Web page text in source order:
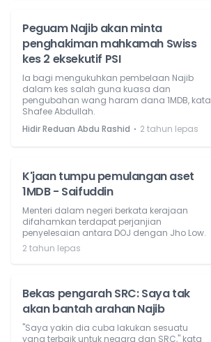
Peguam Najib akan minta
penghakiman mahkamah Swiss
kes 2 eksekutif PSI
Ia bagi mengukuhkan pembelaan Najib
dalam kes salah guna kuasa dan
pengubahan wang haram dana 1MDB, kata
Shafee Abdullah.
Hidir Reduan Abdu Rashid ⋅ 2 tahun lepas
K'jaan tumpu pemulangan aset
1MDB - Saifuddin
Menteri dalam negeri berkata kerajaan
difahamkan terdapat perjanjian
penyelesaian antara DOJ dengan Jho Low.
2 tahun lepas
Bekas pengarah SRC: Saya tak
akan bantah arahan Najib
"Saya yakin dia cuba lakukan sesuatu
yang terbaik untuk negara dan SRC," kata